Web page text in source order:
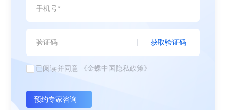
获取验证码
已阅读并同意 《金蝶中国隐私政策》
预约专家咨询